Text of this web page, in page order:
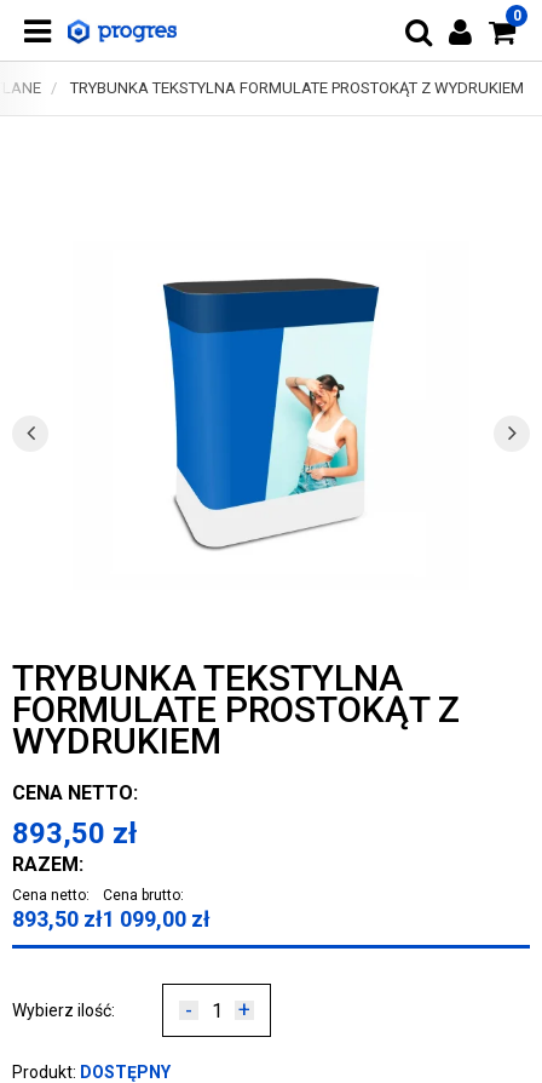
0
TRYBUNKA TEKSTYLNA FORMULATE PROSTOKĄT Z WYDRUKIEM
TRYBUNKA TEKSTYLNA
FORMULATE PROSTOKĄT Z
WYDRUKIEM
CENA NETTO:
893,50 zł
RAZEM:
Cena netto:
893,50 zł
Cena brutto:
1 099,00 zł
Wybierz ilość: - +
Produkt: DOSTĘPNY